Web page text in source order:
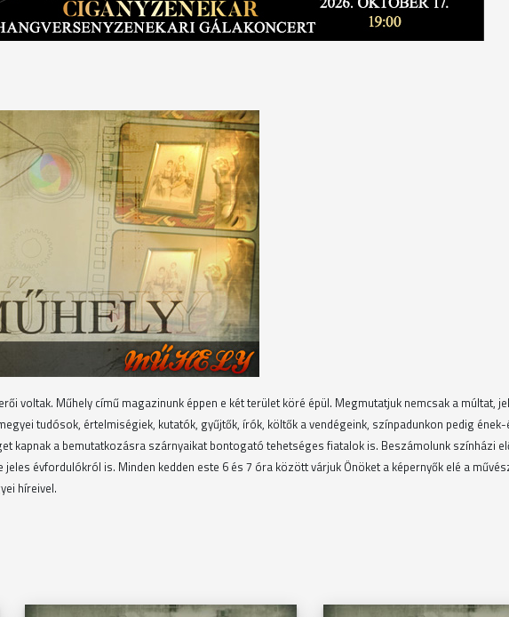
voltak. Műhely című magazinunk éppen e két terület köré épül. Megmutatjuk nemcsak a múltat,
tudósok, értelmiségiek, kutatók, gyűjtők, írók, költők a vendégeink, színpadunkon pedig
kapnak a bemutatkozásra szárnyaikat bontogató tehetséges fiatalok is. Beszámolunk színházi
évfordulókról is. Minden kedden este 6 és 7 óra között várjuk Önöket a képernyők elé a
híreivel.